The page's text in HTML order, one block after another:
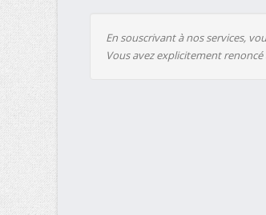
En souscrivant à nos services,
Vous avez explicitement